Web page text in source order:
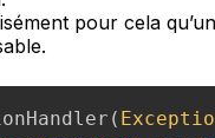
pour cela
(